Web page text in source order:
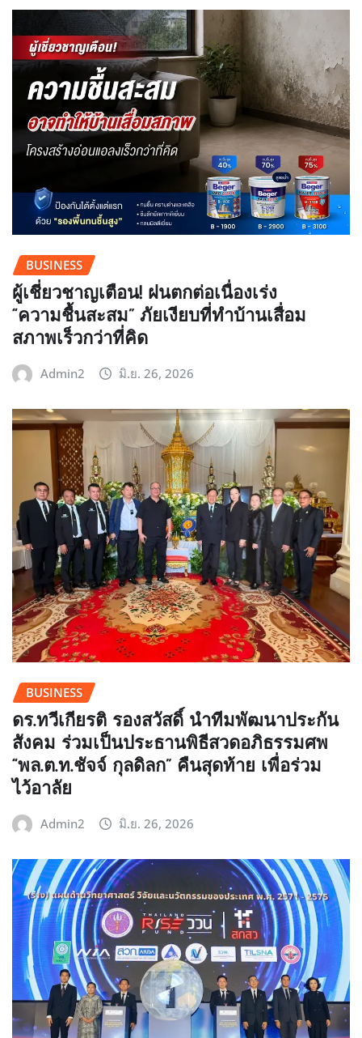
BUSINESS
ผู้เชี่ยวชาญเตือน! ฝนตกต่อเนื่องเร่ง
“ความชื้นสะสม” ภัยเงียบที่ทำบ้านเสื่อม
สภาพเร็วกว่าที่คิด
Admin2 มิ.ย. 26, 2026
BUSINESS
ดร.ทวีเกียรติ รองสวัสดิ์ นำทีมพัฒนาประกัน
สังคม ร่วมเป็นประธานพิธีสวดอภิธรรมศพ
“พล.ต.ท.ชัจจ์ กุลดิลก” คืนสุดท้าย เพื่อร่วม
ไว้อาลัย
Admin2 มิ.ย. 26, 2026